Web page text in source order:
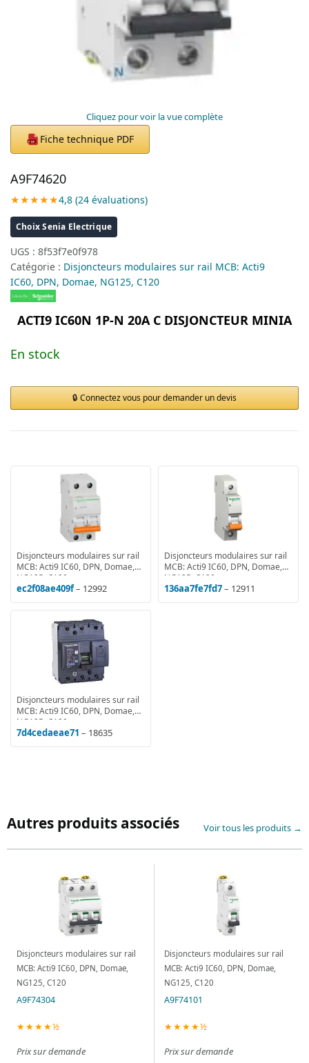
Cliquez pour voir la vue complète
PDF Fiche technique PDF
A9F74620
★★★★★4,8 (24 évaluations)
Choix Senia Electrique
UGS : 8f53f7e0f978
Catégorie : Disjoncteurs modulaires sur rail MCB: Acti9
IC60, DPN, Domae, NG125, C120
ACTI9 IC60N 1P-N 20A C DISJONCTEUR MINIA
En stock
Connectez vous pour demander un devis
Disjoncteurs modulaires sur rail
MCB: Acti9 IC60, DPN, Domae,
NG125, C120
ec2f08ae409f– 12992
Disjoncteurs modulaires sur rail
MCB: Acti9 IC60, DPN, Domae,
NG125, C120
136aa7fe7fd7– 12911
Disjoncteurs modulaires sur rail
MCB: Acti9 IC60, DPN, Domae,
NG125, C120
7d4cedaeae71 – 18635
Autres produits associés Voir tous les produits →
Disjoncteurs modulaires sur rail
MCB: Acti9 IC60, DPN, Domae,
NG125, C120
A9F74304
★★★★½
Prix sur demande
Disjoncteurs modulaires sur rail
MCB: Acti9 IC60, DPN, Domae,
NG125, C120
A9F74101
★★★★½
Prix sur demande